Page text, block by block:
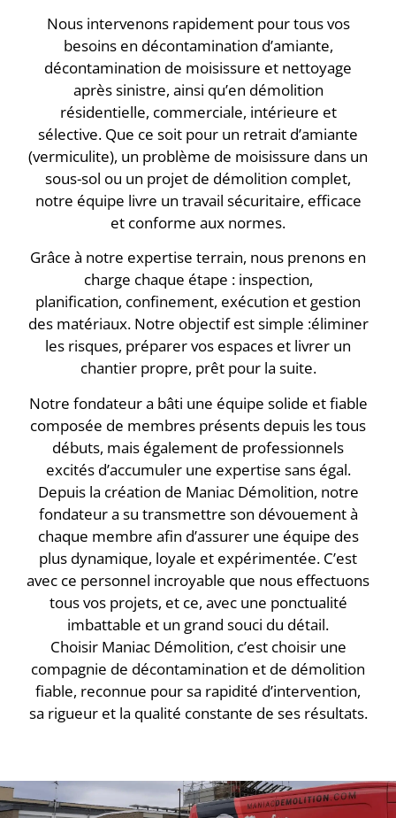
Nous intervenons rapidement pour tous vos
besoins en décontamination d’amiante,
décontamination de moisissure et nettoyage
après sinistre, ainsi qu’en démolition
résidentielle, commerciale, intérieure et
sélective. Que ce soit pour un retrait d’amiante
(vermiculite), un problème de moisissure dans un
sous-sol ou un projet de démolition complet,
notre équipe livre un travail sécuritaire, efficace
et conforme aux normes.
Grâce à notre expertise terrain, nous prenons en
charge chaque étape : inspection,
planification, confinement, exécution et gestion
des matériaux. Notre objectif est simple :éliminer
les risques, préparer vos espaces et livrer un
chantier propre, prêt pour la suite.
Notre fondateur a bâti une équipe solide et fiable
composée de membres présents depuis les tous
débuts, mais également de professionnels
excités d’accumuler une expertise sans égal.
Depuis la création de Maniac Démolition, notre
fondateur a su transmettre son dévouement à
chaque membre afin d’assurer une équipe des
plus dynamique, loyale et expérimentée. C’est
avec ce personnel incroyable que nous effectuons
tous vos projets, et ce, avec une ponctualité
imbattable et un grand souci du détail.
Choisir Maniac Démolition, c’est choisir une
compagnie de décontamination et de démolition
fiable, reconnue pour sa rapidité d’intervention,
sa rigueur et la qualité constante de ses résultats.